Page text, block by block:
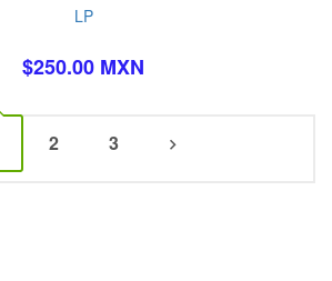
LP
$250.00 MXN
2 3